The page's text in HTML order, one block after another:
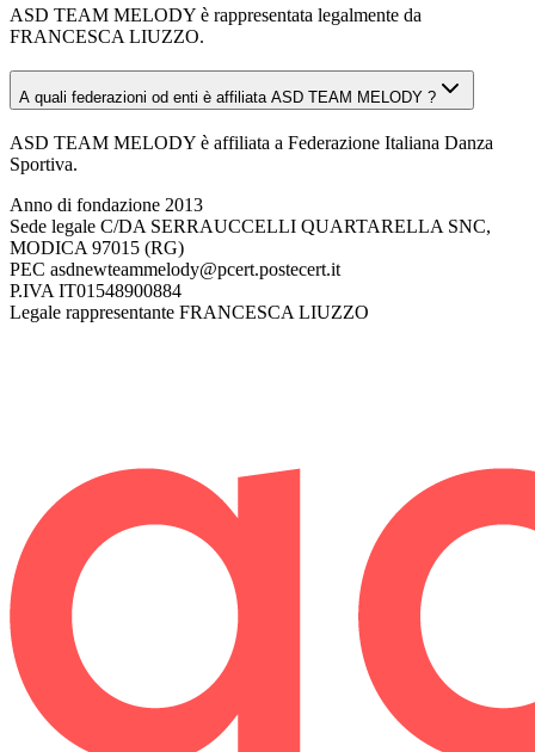
ASD TEAM MELODY è rappresentata legalmente da
FRANCESCA LIUZZO.
A quali federazioni od enti è affiliata ASD TEAM MELODY ?
ASD TEAM MELODY è affiliata a Federazione Italiana Danza
Sportiva.
Anno di fondazione 2013
Sede legale C/DA SERRAUCCELLI QUARTARELLA SNC,
MODICA 97015 (RG)
PEC asdnewteammelody@pcert.postecert.it
P.IVA IT01548900884
Legale rappresentante FRANCESCA LIUZZO